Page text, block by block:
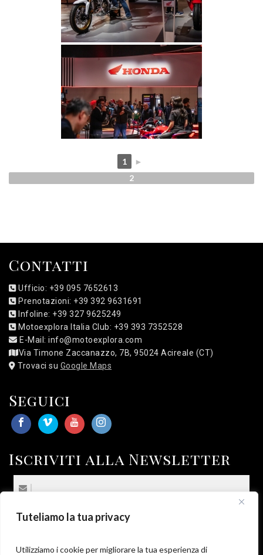
Tuteliamo la tua privacy
Utilizziamo i cookie per migliorare la tua esperienza di
1
2
►
Contatti
Ufficio: +39 095 7652613
Prenotazioni: +39 392 9631691
Infoline: +39 327 9625249
Motoexplora Italia Club: +39 393 7352528
E-Mail: info@motoexplora.com
Via Timone Zaccanazzo, 7B, 95024 Acireale (CT)
Trovaci su Google Maps
Seguici
Iscriviti alla Newsletter
(*) Sottoscrivo la Privacy Policy